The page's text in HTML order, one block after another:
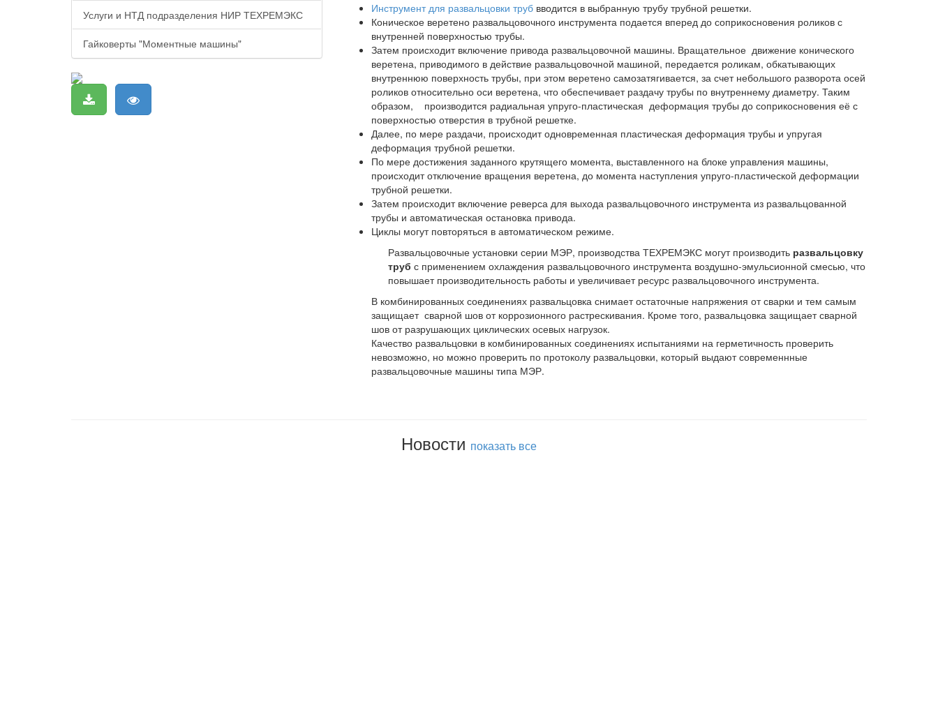
Услуги и НТД подразделения НИР ТЕХРЕМЭКС
Гайковерты "Моментные машины"
Инструмент для развальцовки труб вводится в выбранную трубу трубной решетки.
Коническое веретено развальцовочного инструмента подается вперед до соприкосновения роликов с
внутренней поверхностью трубы.
Затем происходит включение привода развальцовочной машины. Вращательное движение конического
веретена, приводимого в действие развальцовочной машиной, передается роликам, обкатывающих
внутреннюю поверхность трубы, при этом веретено самозатягивается, за счет небольшого разворота осей
роликов относительно оси веретена, что обеспечивает раздачу трубы по внутреннему диаметру. Таким
образом, производится радиальная упруго-пластическая деформация трубы до соприкосновения её с
поверхностью отверстия в трубной решетке.
Далее, по мере раздачи, происходит одновременная пластическая деформация трубы и упругая
деформация трубной решетки.
По мере достижения заданного крутящего момента, выставленного на блоке управления машины,
происходит отключение вращения веретена, до момента наступления упруго-пластической деформации
трубной решетки.
Затем происходит включение реверса для выхода развальцовочного инструмента из развальцованной
трубы и автоматическая остановка привода.
Циклы могут повторяться в автоматическом режиме.
Развальцовочные установки серии МЭР, производства ТЕХРЕМЭКС могут производить развальцовку
труб с применением охлаждения развальцовочного инструмента воздушно-эмульсионной смесью, что
повышает производительность работы и увеличивает ресурс развальцовочного инструмента.
В комбинированных соединениях развальцовка снимает остаточные напряжения от сварки и тем самым
защищает сварной шов от коррозионного растрескивания. Кроме того, развальцовка защищает сварной
шов от разрушающих циклических осевых нагрузок.
Качество развальцовки в комбинированных соединениях испытаниями на герметичность проверить
невозможно, но можно проверить по протоколу развальцовки, который выдают современнные
развальцовочные машины типа МЭР.
Новости показать все